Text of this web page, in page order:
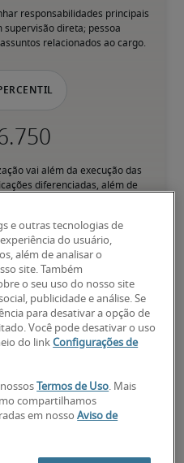
responsabilidades principais
supervisão direta; pessoa
relacionados ao cargo.
vai além da execução das
diferenciadas, além de
cargos
e outras tecnologias de
do usuário,
além de analisar o
site. Também
o seu uso do nosso site
publicidade e análise. Se
para desativar a opção de
Você pode desativar o uso
do linkConfigurações de
Termos de Uso. Mais
compartilhamos
em nossoAviso de